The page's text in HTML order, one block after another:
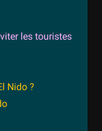
les touristes
Nido ?